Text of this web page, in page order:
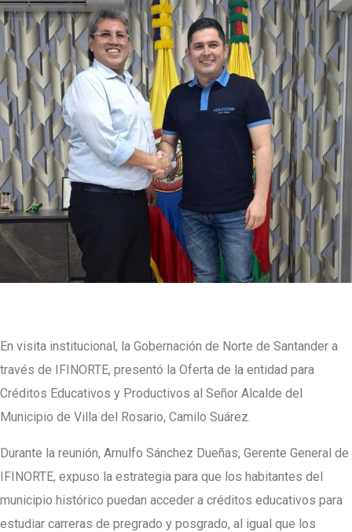
En visita institucional, la Gobernación de Norte de Santander a
través de IFINORTE, presentó la Oferta de la entidad para
Créditos Educativos y Productivos al Señor Alcalde del
Municipio de Villa del Rosario, Camilo Suárez.
Durante la reunión, Arnulfo Sánchez Dueñas, Gerente General de
IFINORTE, expuso la estrategia para que los habitantes del
municipio histórico puedan acceder a créditos educativos para
estudiar carreras de pregrado y posgrado, al igual que los